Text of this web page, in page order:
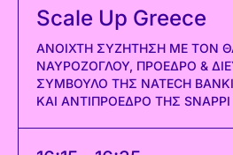
Scale Up Greece
AΝΟΙΧΤΉ ΣΥΖΉΤΗΣΗ ΜΕ ΤΟΝ
ΝΑΥΡΌΖΟΓΛΟΥ, ΠΡΌΕΔΡΟ &
ΣΎΜΒΟΥΛΟ ΤΗΣ NATECH
ΚΑΙ ΑΝΤΙΠΡΌΕΔΡΟ ΤΗΣ SNAPPI